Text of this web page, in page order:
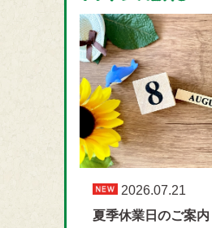
2026.07.21
夏季休業日のご案内